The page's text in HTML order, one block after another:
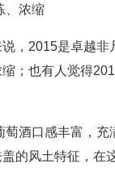
浓缩
，2015是卓越
；也有人觉得
萄酒口感丰富，
的风土特征，在